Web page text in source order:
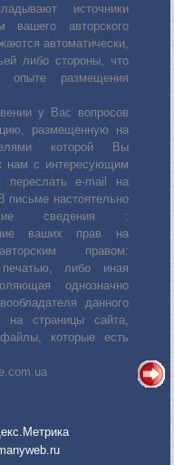
источники
вашего авторского
автоматически,
либо стороны, что
размещения
у Вас вопросов
размещенную на
которой Вы
нам с интересующим
переслать е-mail на
письме настоятельно
сведения :
ваших прав на
правом:
либо иная
однозначно
данного
страницы сайта,
которые есть